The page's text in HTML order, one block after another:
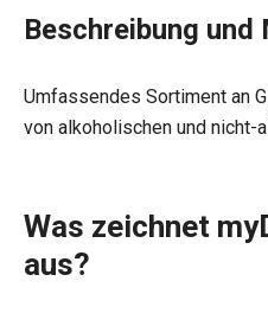
Beschreibung und
Umfassendes Sortiment an
von alkoholischen und nicht-
Was zeichnet
aus?